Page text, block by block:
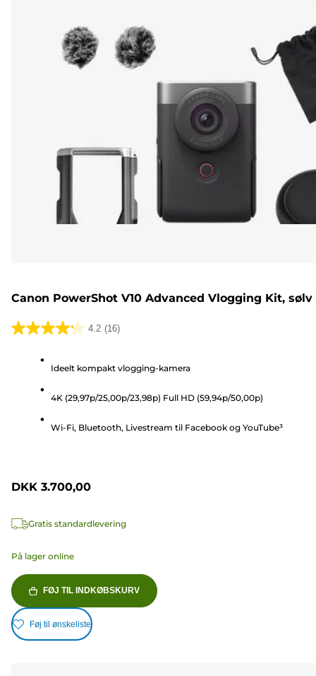
Canon PowerShot V10 Advanced Vlogging Kit, sølv
4.2 (16)
4.2
stjerner.
Ideelt kompakt vlogging-kamera
4K (29,97p/25,00p/23,98p) Full HD (59,94p/50,00p)
Wi-Fi, Bluetooth, Livestream til Facebook og YouTube³
DKK 3.700,00
Gratis standardlevering
På lager online
FØJ TIL INDKØBSKURV
Føj til ønskeliste